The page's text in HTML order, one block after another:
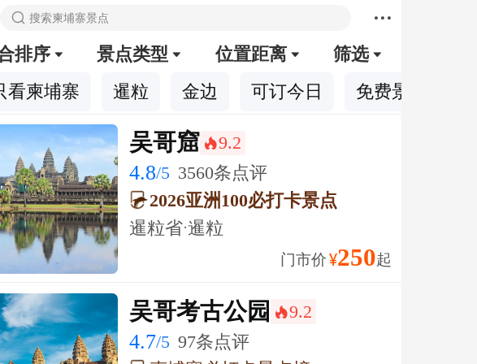
 搜索柬埔寨景点 
排序  景点类型  位置距离  筛选
看柬埔寨 暹粒 金边 可订今日 免费景点
吴哥窟 󰺂9.2
4.8/5 3560条点评
2026亚洲100必打卡景点
暹粒省·暹粒
门市价¥250起
吴哥考古公园 󰺂9.2
4.7/5 97条点评